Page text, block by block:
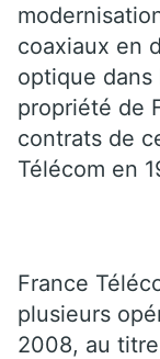
coaxiaux en
optique
propriété de
contrats de
Télécom en
France
plusieurs
2008, au